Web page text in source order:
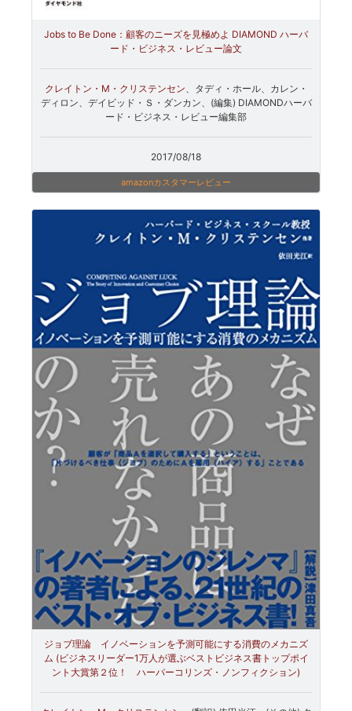
Jobs to Be Done：顧客のニーズを見極めよ DIAMOND ハーバ
ード・ビジネス・レビュー論文
クレイトン・M・クリステンセン、タディ・ホール、カレン・
ディロン、デイビッド・Ｓ・ダンカン、(編集) DIAMONDハーバ
ード・ビジネス・レビュー編集部
2017/08/18
amazonカスタマーレビュー
ジョブ理論 イノベーションを予測可能にする消費のメカニズ
ム (ビジネスリーダー1万人が選ぶベストビジネス書トップポイ
ント大賞第２位！ ハーパーコリンズ・ノンフィクション)